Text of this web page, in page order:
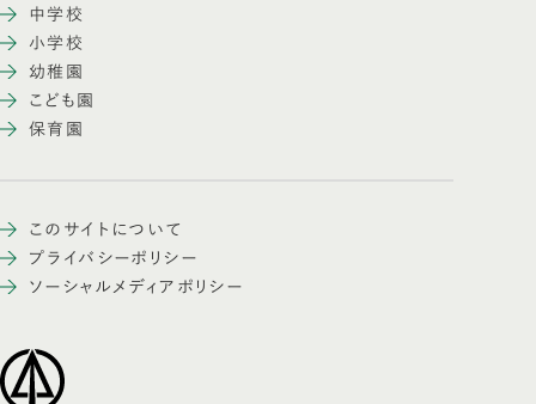
中学校
小学校
幼稚園
こども園
保育園
このサイトについて
プライバシーポリシー
ソーシャルメディアポリシー